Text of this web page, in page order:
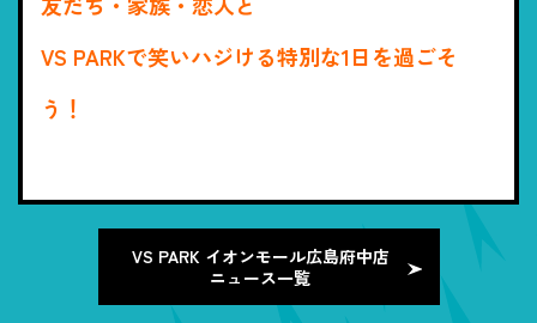
VS PARKで笑いハジける特別な1日を過ごそ
う！
VS PARK イオンモール広島府中店
ニュース一覧